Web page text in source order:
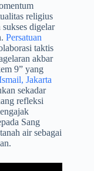
religius
sukses digelar
Persatuan
taktis
akbar
9” yang
Jakarta
sekadar
refleksi
Sang
air sebagai